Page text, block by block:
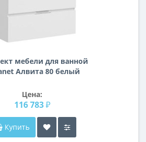
мебели для ванной
Алвита 80 белый
Цена:
116 783 ₽
Купить